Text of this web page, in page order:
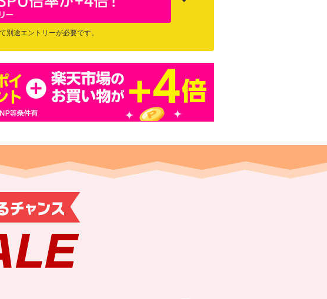
途エントリーが必要です。
テム限定
ーでポイント
別設定
ップ！